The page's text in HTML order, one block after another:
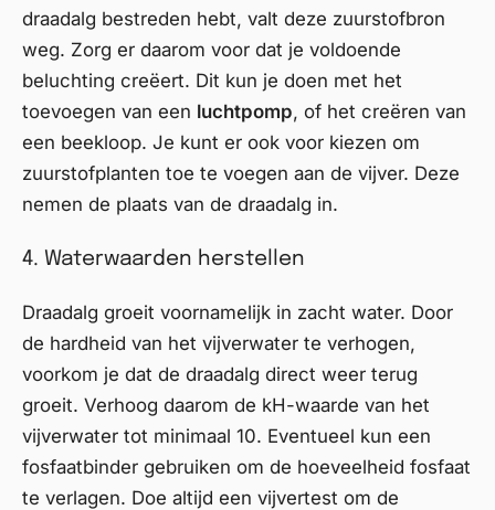
draadalg bestreden hebt, valt deze zuurstofbron
weg. Zorg er daarom voor dat je voldoende
beluchting creëert. Dit kun je doen met het
toevoegen van een luchtpomp, of het creëren van
een beekloop. Je kunt er ook voor kiezen om
zuurstofplanten toe te voegen aan de vijver. Deze
nemen de plaats van de draadalg in.
4. Waterwaarden herstellen
Draadalg groeit voornamelijk in zacht water. Door
de hardheid van het vijverwater te verhogen,
voorkom je dat de draadalg direct weer terug
groeit. Verhoog daarom de kH-waarde van het
vijverwater tot minimaal 10. Eventueel kun een
fosfaatbinder gebruiken om de hoeveelheid fosfaat
te verlagen. Doe altijd een vijvertest om de